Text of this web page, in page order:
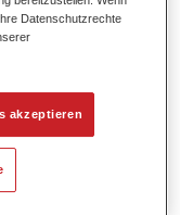
Datenschutzrechte
akzeptieren